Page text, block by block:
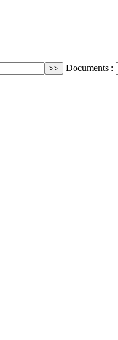
Documents :